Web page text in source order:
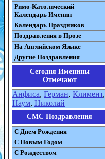
Римо-Католический
Календарь Именин
Календарь Праздников
Поздравления в Прозе
На Английском Языке
Другие Поздравления
Сегодня Именины
Отмечают
Анфиса, Герман, Климент,
Наум, Николай
СМС Поздравления
С Днем Рождения
С Новым Годом
С Рождеством